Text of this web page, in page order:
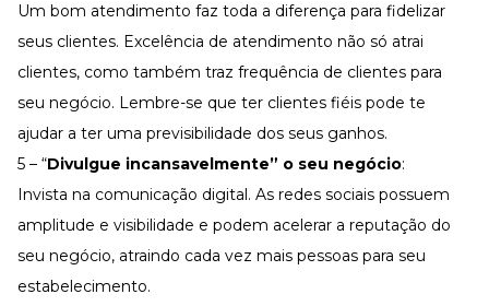
Um bom atendimento faz toda a diferença para fidelizar
seus clientes. Excelência de atendimento não só atrai
clientes, como também traz frequência de clientes para
seu negócio. Lembre-se que ter clientes fiéis pode te
ajudar a ter uma previsibilidade dos seus ganhos.
5 – “Divulgue incansavelmente” o seu negócio:
Invista na comunicação digital. As redes sociais possuem
amplitude e visibilidade e podem acelerar a reputação do
seu negócio, atraindo cada vez mais pessoas para seu
estabelecimento.